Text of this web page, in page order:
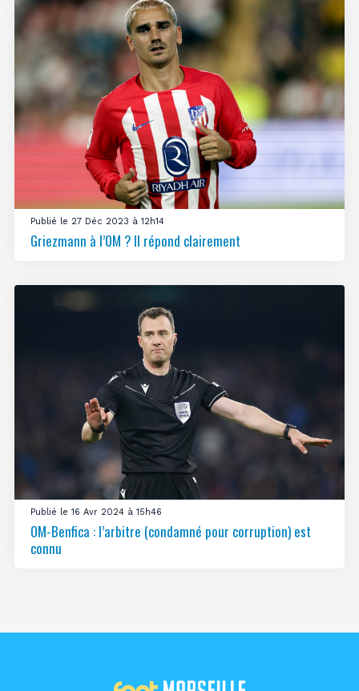
Publié le 27 Déc 2023 à 12h14
Griezmann à l’OM ? Il répond clairement
Publié le 16 Avr 2024 à 15h46
OM-Benfica : l’arbitre (condamné pour corruption) est
connu